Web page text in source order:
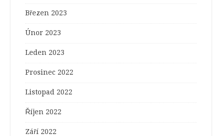
Březen 2023
Únor 2023
Leden 2023
Prosinec 2022
Listopad 2022
Říjen 2022
Září 2022